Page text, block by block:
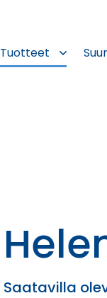
Tuotteet
Saatavilla